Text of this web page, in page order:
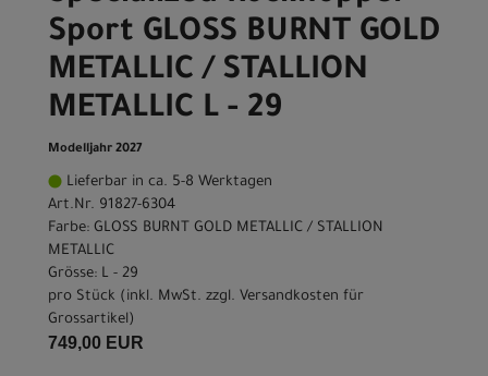
Sport GLOSS BURNT GOLD
METALLIC / STALLION
METALLIC L - 29
Modelljahr 2027
Lieferbar in ca. 5-8 Werktagen
Art.Nr. 91827-6304
Farbe: GLOSS BURNT GOLD METALLIC / STALLION
METALLIC
Grösse: L - 29
pro Stück (inkl. MwSt. zzgl. Versandkosten für
Grossartikel)
749,00 EUR